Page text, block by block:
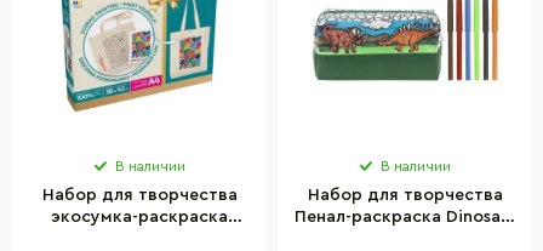
В наличии
Набор для творчества
экосумка-раскраска
В наличии
Набор для творчества
Пенал-раскраска Dinosaur